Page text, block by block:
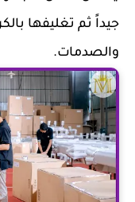
جيداً ثم تغليفها
والصدمات.